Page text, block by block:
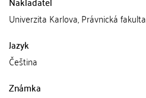
Univerzita Karlova, Právnická fakulta
Jazyk
Čeština
Známka